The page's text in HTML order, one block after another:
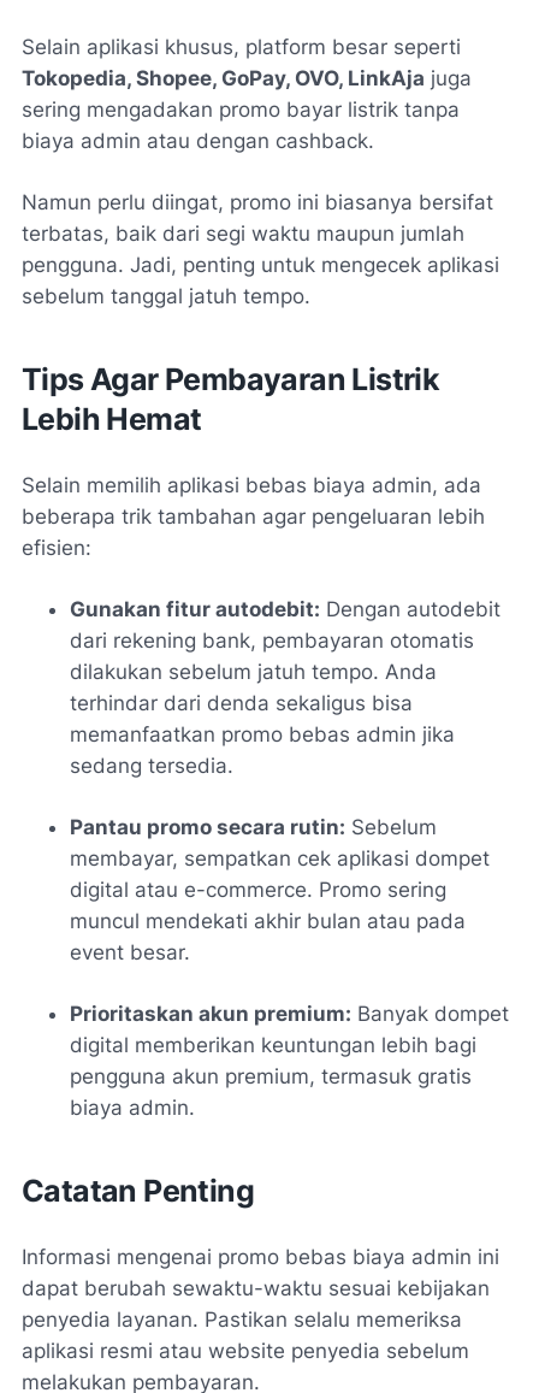
Selain aplikasi khusus, platform besar seperti
Tokopedia, Shopee, GoPay, OVO, LinkAja juga
sering mengadakan promo bayar listrik tanpa
biaya admin atau dengan cashback.
Namun perlu diingat, promo ini biasanya bersifat
terbatas, baik dari segi waktu maupun jumlah
pengguna. Jadi, penting untuk mengecek aplikasi
sebelum tanggal jatuh tempo.
Tips Agar Pembayaran Listrik
Lebih Hemat
Selain memilih aplikasi bebas biaya admin, ada
beberapa trik tambahan agar pengeluaran lebih
efisien:
Gunakan fitur autodebit: Dengan autodebit
dari rekening bank, pembayaran otomatis
dilakukan sebelum jatuh tempo. Anda
terhindar dari denda sekaligus bisa
memanfaatkan promo bebas admin jika
sedang tersedia.
Pantau promo secara rutin: Sebelum
membayar, sempatkan cek aplikasi dompet
digital atau e-commerce. Promo sering
muncul mendekati akhir bulan atau pada
event besar.
Prioritaskan akun premium: Banyak dompet
digital memberikan keuntungan lebih bagi
pengguna akun premium, termasuk gratis
biaya admin.
Catatan Penting
Informasi mengenai promo bebas biaya admin ini
dapat berubah sewaktu-waktu sesuai kebijakan
penyedia layanan. Pastikan selalu memeriksa
aplikasi resmi atau website penyedia sebelum
melakukan pembayaran.